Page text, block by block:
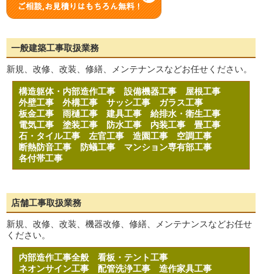
一般建築工事取扱業務
新規、改修、改装、修繕、メンテナンスなどお任せください。
構造躯体・内部造作工事設備機器工事 屋根工事
外壁工事外構工事サッシ工事 ガラス工事
板金工事雨樋工事建具工事給排水・衛生工事
電気工事塗装工事 防水工事 内装工事畳工事
石・タイル工事左官工事造園工事 空調工事
断熱防音工事
防蟻工事 マンション専有部工事
各付帯工事
店舗工事取扱業務
新規、改修、改装、機器改修、修繕、メンテナンスなどお任せ
ください。
内部造作工事全般看板・テント工事
ネオンサイン工事配管洗浄工事造作家具工事